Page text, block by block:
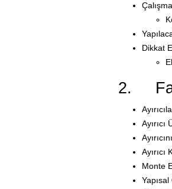
Dikkat
2.
Ayırıcı
Monte
Yapısal